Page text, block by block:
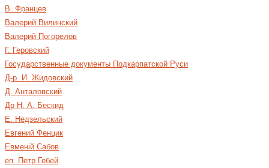
В. Францев
Валерий Вилинский
Валерий Погорелов
Г. Геровский
Государственные документы Подкарпатской Руси
Д-р. И. Жидовский
Д. Анталовский
Др Н. А. Бескид
Е. Недзельский
Евгений Фенцик
Евменій Сабов
еп. Петр Гебей